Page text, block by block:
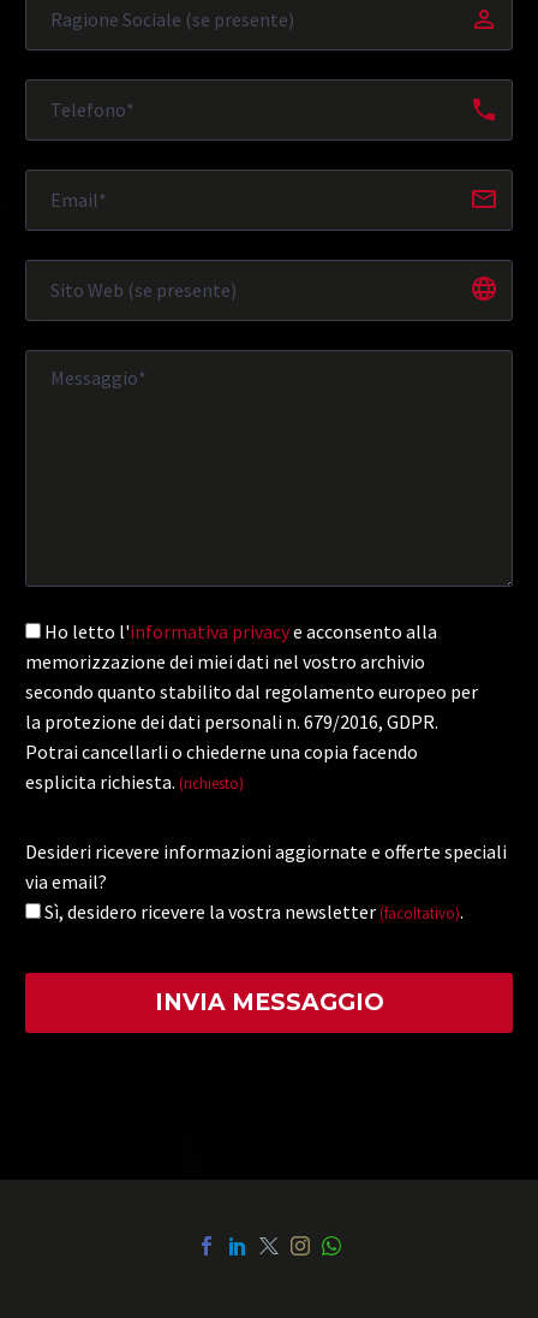
Ho letto l'informativa privacye acconsento alla
memorizzazione dei miei dati nel vostro archivio
secondo quanto stabilito dal regolamento europeo per
la protezione dei dati personali n. 679/2016, GDPR.
Potrai cancellarli o chiederne una copia facendo
esplicita richiesta. (richiesto)
Desideri ricevere informazioni aggiornate e offerte speciali
via email?
Sì, desidero ricevere la vostra newsletter (facoltativo).